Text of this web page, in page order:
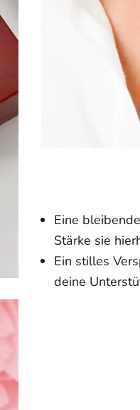
Eine
Stärke sie
Ein stilles
deine